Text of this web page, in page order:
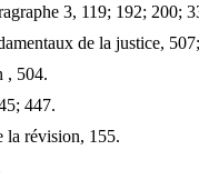
3, 119; 192; 200;
de la justice,
, 504.
447.
la révision, 155.